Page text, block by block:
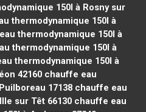
150l à Rosny sur
thermodynamique 150l à
thermodynamique 150l à
thermodynamique 150l à
thermodynamique 150l à
42160chauffe eau
17138 chauffe eau
sur Têt 66130 chauffe eau